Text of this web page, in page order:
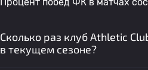
Сколько раз клуб Athletic
в текущем сезоне?